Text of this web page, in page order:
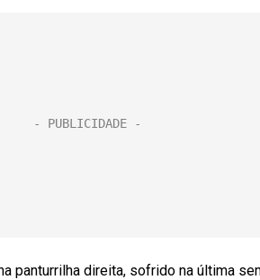
panturrilha direita, sofrido na última